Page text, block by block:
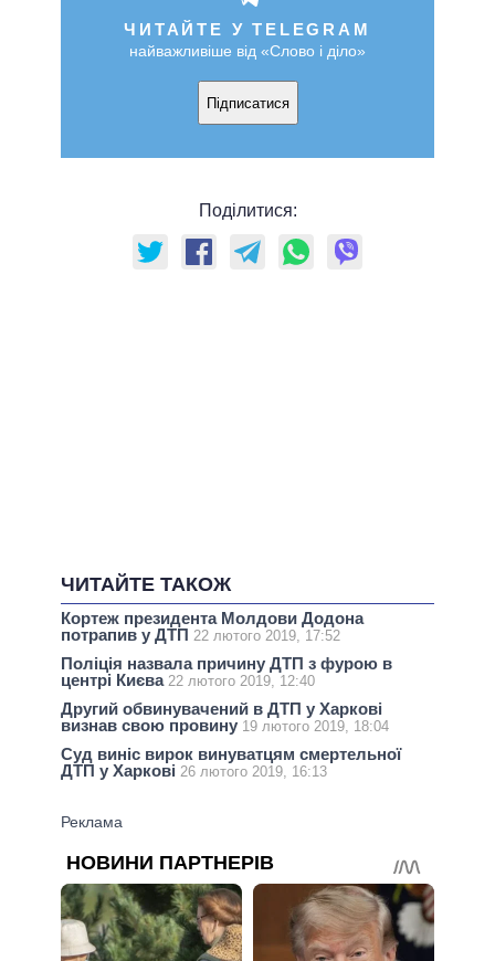
ЧИТАЙТЕ У TELEGRAM
найважливіше від «Слово і діло»
Підписатися
Поділитися:
ЧИТАЙТЕ ТАКОЖ
Кортеж президента Молдови Додона
потрапив у ДТП 22 лютого 2019, 17:52
Поліція назвала причину ДТП з фурою в
центрі Києва 22 лютого 2019, 12:40
Другий обвинувачений в ДТП у Харкові
визнав свою провину 19 лютого 2019, 18:04
Суд виніс вирок винуватцям смертельної
ДТП у Харкові 26 лютого 2019, 16:13